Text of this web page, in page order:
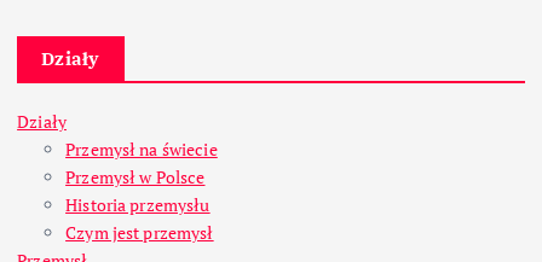
Działy
Działy
Przemysł na świecie
Przemysł w Polsce
Historia przemysłu
Czym jest przemysł